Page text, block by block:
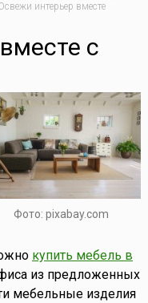
интерьер вместе
с
Фото: pixabay.com
купить мебель в
из предложенных
мебельные изделия